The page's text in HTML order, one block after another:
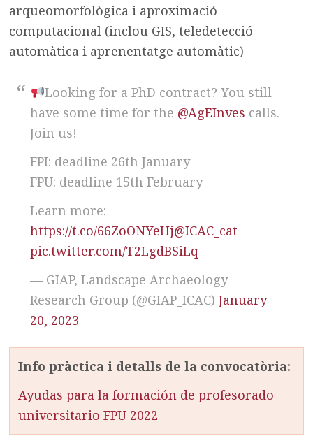
arqueomorfològica i aproximació
computacional (inclou GIS, teledetecció
automàtica i aprenentatge automàtic)
Looking for a PhD contract? You still
have some time for the @AgEInves calls.
Join us!
FPI: deadline 26th January
FPU: deadline 15th February
Learn more:
https://t.co/66ZoONYeHj@ICAC_cat
pic.twitter.com/T2LgdBSiLq
— GIAP, Landscape Archaeology
Research Group (@GIAP_ICAC)January
20, 2023
Info pràctica i detalls de la convocatòria:
Ayudas para la formación de profesorado
universitario FPU 2022